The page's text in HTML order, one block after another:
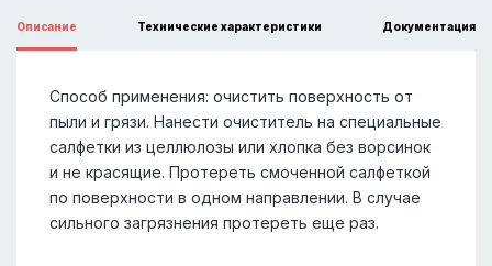
Описание Технические характеристики Документация
Способ применения: очистить поверхность от
пыли и грязи. Нанести очиститель на специальные
салфетки из целлюлозы или хлопка без ворсинок
и не красящие. Протереть смоченной салфеткой
по поверхности в одном направлении. В случае
сильного загрязнения протереть еще раз.